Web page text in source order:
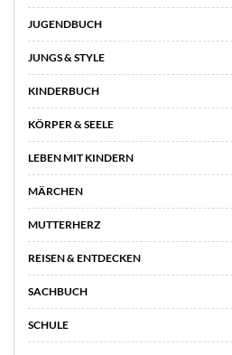
JUGENDBUCH
JUNGS & STYLE
KINDERBUCH
KÖRPER & SEELE
LEBEN MIT KINDERN
MÄRCHEN
MUTTERHERZ
REISEN & ENTDECKEN
SACHBUCH
SCHULE